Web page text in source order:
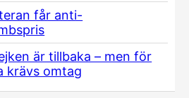
får anti-
är tillbaka – men för
krävs omtag